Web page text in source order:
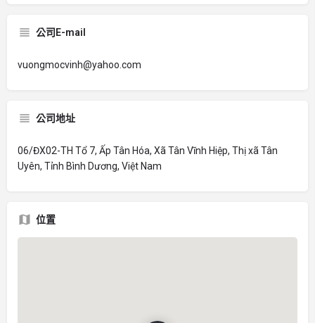
公司E-mail
vuongmocvinh@yahoo.com
公司地址
06/ĐX02-TH Tổ 7, Ấp Tân Hóa, Xã Tân Vĩnh Hiệp, Thị xã Tân
Uyên, Tỉnh Bình Dương, Việt Nam
位置